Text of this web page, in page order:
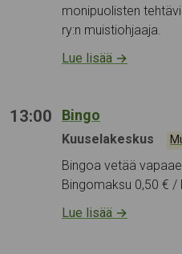
monipuolisten
ry:n muistiohjaaja.
Lue lisää →
13:00 Bingo
Tapahtumapaikka:
Kuuselakeskus
Bingoa vetää
Bingomaksu 0,50 € /
Lue lisää →